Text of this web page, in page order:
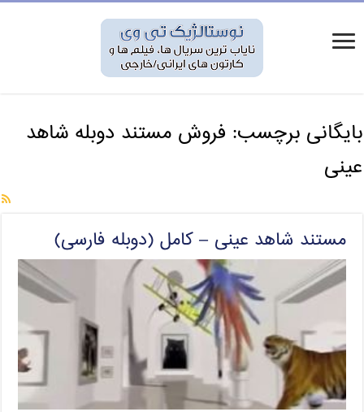
بایگانی برچسب: فروش مستند دوبله شاهد
عینی
مستند شاهد عینی – کامل (دوبله فارسی)